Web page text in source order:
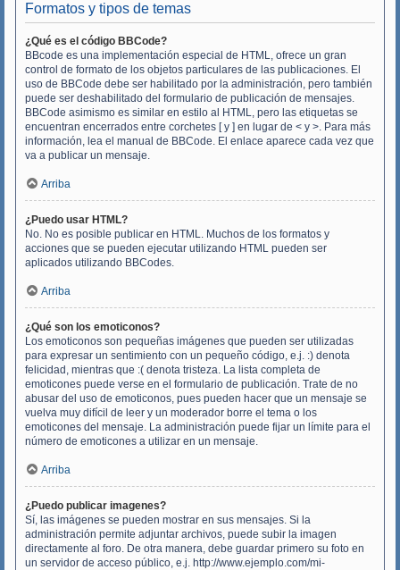
Formatos y tipos de temas
¿Qué es el código BBCode?
BBcode es una implementación especial de HTML, ofrece un gran
control de formato de los objetos particulares de las publicaciones. El
uso de BBCode debe ser habilitado por la administración, pero también
puede ser deshabilitado del formulario de publicación de mensajes.
BBCode asimismo es similar en estilo al HTML, pero las etiquetas se
encuentran encerrados entre corchetes [ y ] en lugar de < y >. Para más
información, lea el manual de BBCode. El enlace aparece cada vez que
va a publicar un mensaje.
Arriba
¿Puedo usar HTML?
No. No es posible publicar en HTML. Muchos de los formatos y
acciones que se pueden ejecutar utilizando HTML pueden ser
aplicados utilizando BBCodes.
Arriba
¿Qué son los emoticonos?
Los emoticonos son pequeñas imágenes que pueden ser utilizadas
para expresar un sentimiento con un pequeño código, e.j. :) denota
felicidad, mientras que :( denota tristeza. La lista completa de
emoticones puede verse en el formulario de publicación. Trate de no
abusar del uso de emoticonos, pues pueden hacer que un mensaje se
vuelva muy difícil de leer y un moderador borre el tema o los
emoticones del mensaje. La administración puede fijar un límite para el
número de emoticones a utilizar en un mensaje.
Arriba
¿Puedo publicar imagenes?
Sí, las imágenes se pueden mostrar en sus mensajes. Si la
administración permite adjuntar archivos, puede subir la imagen
directamente al foro. De otra manera, debe guardar primero su foto en
un servidor de acceso público, e.j. http://www.ejemplo.com/mi-